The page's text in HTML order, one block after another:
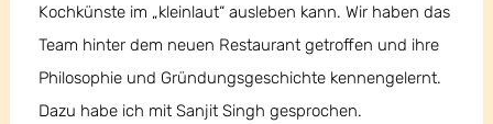
Kochkünste im „kleinlaut“ ausleben kann. Wir haben das
Team hinter dem neuen Restaurant getroffen und ihre
Philosophie und Gründungsgeschichte kennengelernt.
Dazu habe ich mit Sanjit Singh gesprochen.